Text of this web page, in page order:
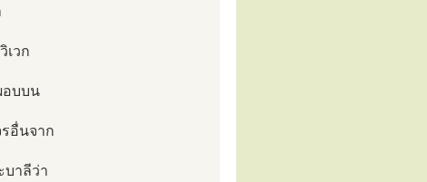
เวก
อบบน
อื่นจาก
บาลีว่า